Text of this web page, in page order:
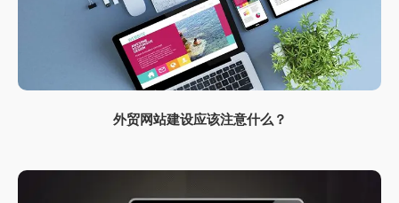
外贸网站建设应该注意什么？